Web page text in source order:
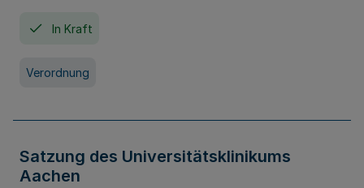
In Kraft
Verordnung
Satzung des Universitätsklinikums
Aachen